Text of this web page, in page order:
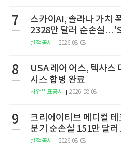
7
스카이AI, 솔라나 가치
2328만 달러 순손실
사명·티커 변경 완료
실적공시 2026-08-08
8
USA 레어 어스, 텍사스
시스 합병 완료
사업발표공시 2026-08-08
9
크리에이티브 메디컬
분기 순손실 151만 달
사로 446만 달러 조달
실적공시 2026-08-08